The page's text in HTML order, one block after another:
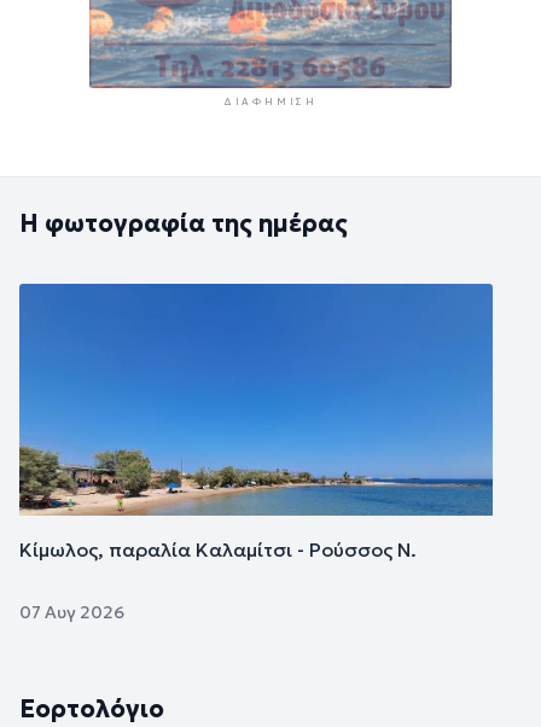
ΔΙΑΦΉΜΙΣΗ
Η φωτογραφία της ημέρας
Κίμωλος, παραλία Καλαμίτσι - Ρούσσος Ν.
07 Αυγ 2026
Εορτολόγιο